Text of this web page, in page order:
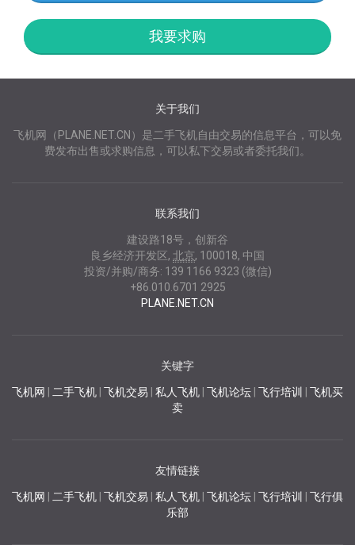
我要求购
关于我们
飞机网（PLANE.NET.CN）是二手飞机自由交易的信息平台，可以免
费发布出售或求购信息，可以私下交易或者委托我们。
联系我们
建设路18号，创新谷
良乡经济开发区, 北京, 100018, 中国
投资/并购/商务: 139 1166 9323 (微信)
+86.010.6701 2925
PLANE.NET.CN
关键字
飞机网 二手飞机 飞机交易 私人飞机 飞机论坛 飞行培训
飞机买
卖
友情链接
飞机网 二手飞机 飞机交易 私人飞机 飞机论坛 飞行培训
飞行俱
乐部